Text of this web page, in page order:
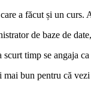
a făcut și un curs.
de baze de
timp se angaja
bun pentru că